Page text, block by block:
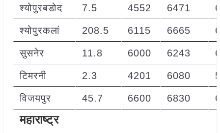
श्योपुरबडोद 7.5 4552 6471
श्योपुरकलां 208.5 6115 6665
सुसनेर 11.8 6000 6243
टिमरनी 2.3 4201 6080
विजयपुर 45.7 6600 6830
महाराष्ट्र